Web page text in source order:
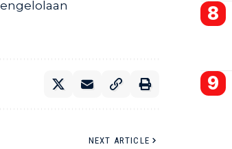
NEXT ARTICLE